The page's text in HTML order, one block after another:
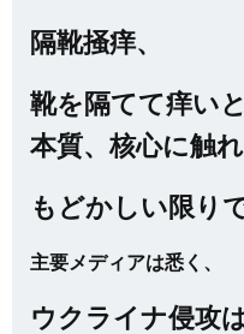
隔靴掻痒、
靴を隔てて痒い
本質、核心に触れ
もどかしい限りで
主要メディアは悉く、
ウクライナ侵攻